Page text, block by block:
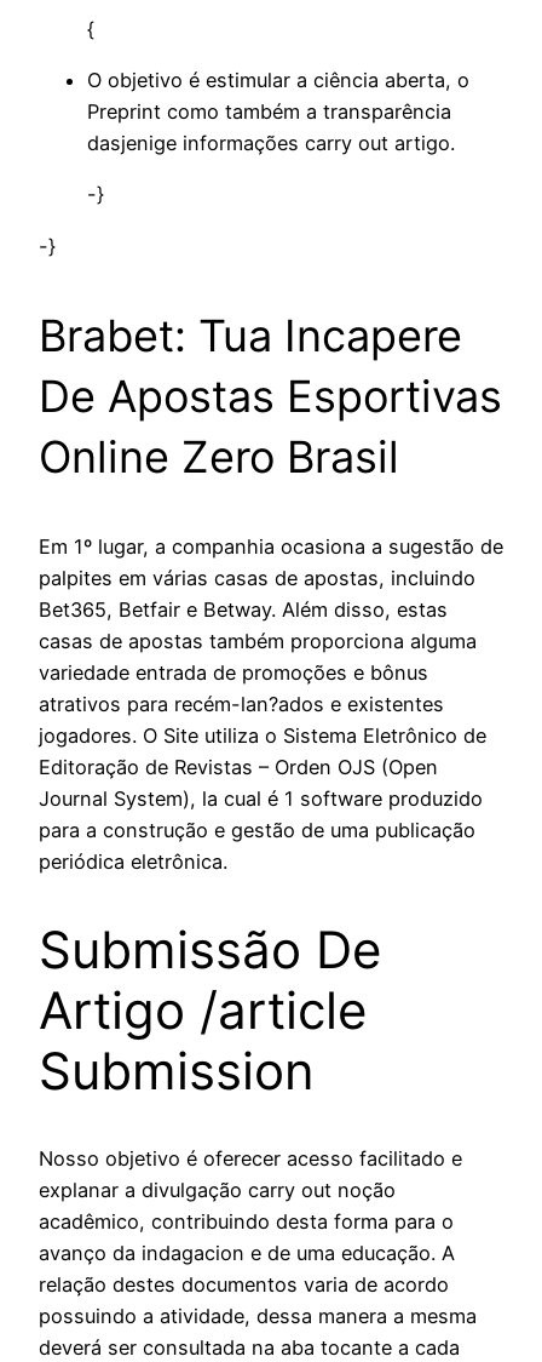
{
O objetivo é estimular a ciência aberta, o
Preprint como também a transparência
dasjenige informações carry out artigo.
-}
-}
Brabet: Tua Incapere
De Apostas Esportivas
Online Zero Brasil
Em 1º lugar, a companhia ocasiona a sugestão de
palpites em várias casas de apostas, incluindo
Bet365, Betfair e Betway. Além disso, estas
casas de apostas também proporciona alguma
variedade entrada de promoções e bônus
atrativos para recém-lan?ados e existentes
jogadores. O Site utiliza o Sistema Eletrônico de
Editoração de Revistas – Orden OJS (Open
Journal System), la cual é 1 software produzido
para a construção e gestão de uma publicação
periódica eletrônica.
Submissão De
Artigo /article
Submission
Nosso objetivo é oferecer acesso facilitado e
explanar a divulgação carry out noção
acadêmico, contribuindo desta forma para o
avanço da indagacion e de uma educação. A
relação destes documentos varia de acordo
possuindo a atividade, dessa manera a mesma
deverá ser consultada na aba tocante a cada